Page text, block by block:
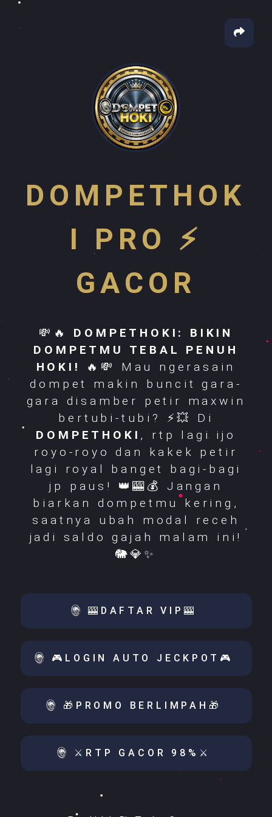
DOMPETHOK
I PRO ⚡
GACOR
💸🔥 DOMPETHOKI: BIKIN
DOMPETMU TEBAL PENUH
HOKI!
🔥💸 Mau ngerasain
dompet makin buncit gara-
gara disamber petir maxwin
bertubi-tubi? ⚡️💥 Di
DOMPETHOKI , rtp lagi ijo
royo-royo dan kakek petir
lagi royal banget bagi-bagi
jp paus! 👑🎰💰 Jangan
biarkan dompetmu kering,
saatnya ubah modal receh
jadi saldo gajah malam ini!
🐘💎✨
🎰DAFTAR VIP🎰
🎮LOGIN AUTO JECKPOT🎮
🎁PROMO BERLIMPAH🎁
⚔️RTP GACOR 98%⚔️